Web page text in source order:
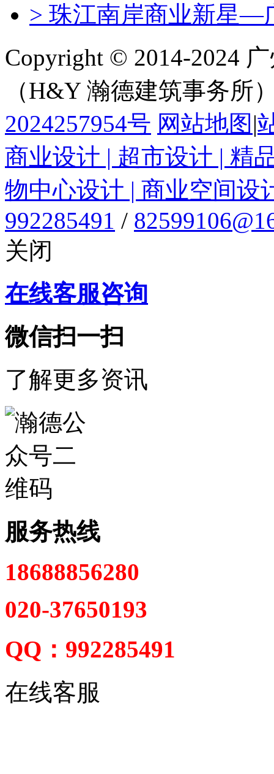
> 珠江南岸商业新星—
Copyright © 2014-2024
（H&Y 瀚德建筑事务所
2024257954号 网站地图 |
商业设计 | 超市设计 | 精
物中心设计 | 商业空间设
992285491 /
关闭
在线客服咨询
微信扫一扫
了解更多资讯
服务热线
18688856280
020-37650193
QQ：992285491
在线客服